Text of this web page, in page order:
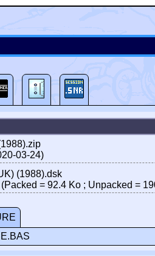
03-24)
(1988).dsk
= 92.4 Ko ; Unpacked =